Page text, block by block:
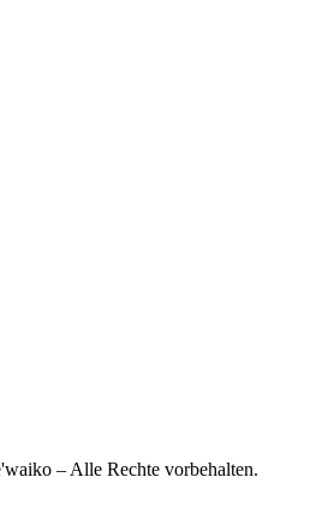
– Alle Rechte vorbehalten.